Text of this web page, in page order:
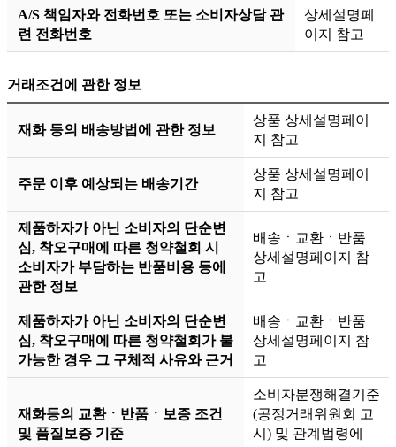
A/S 책임자와 전화번호 또는 소비자상담 관
련 전화번호
상세설명페
이지 참고
거래조건에 관한 정보
재화 등의 배송방법에 관한 정보
상품 상세설명페이
지 참고
주문 이후 예상되는 배송기간
상품 상세설명페이
지 참고
제품하자가 아닌 소비자의 단순변
심, 착오구매에 따른 청약철회 시
소비자가 부담하는 반품비용 등에
관한 정보
배송ㆍ교환ㆍ반품
상세설명페이지 참
고
제품하자가 아닌 소비자의 단순변
심, 착오구매에 따른 청약철회가 불
가능한 경우 그 구체적 사유와 근거
배송ㆍ교환ㆍ반품
상세설명페이지 참
고
재화등의 교환ㆍ반품ㆍ보증 조건
및 품질보증 기준
소비자분쟁해결기준
(공정거래위원회 고
시) 및 관계법령에